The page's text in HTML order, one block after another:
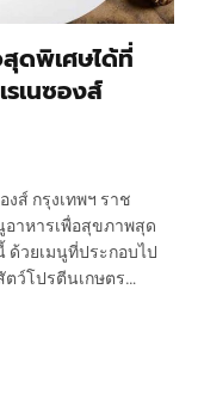
สุดพิเศษได้ที่
เนซองส์
งส์ กรุงเทพฯ ราช
าหารเพื่อสุขภาพสุด
ด้วยเมนูที่ประกอบไป
ตว์โปรตีนเกษตร…